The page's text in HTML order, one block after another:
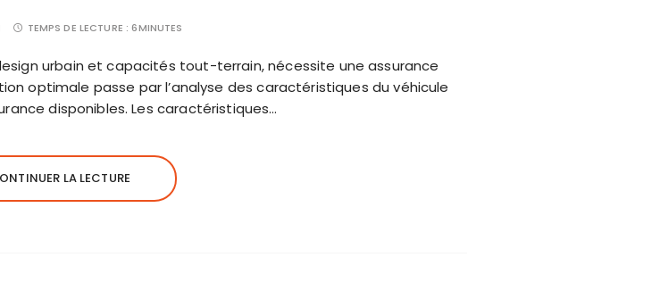
TEMPS DE LECTURE :6MINUTES
urbain et capacités tout-terrain, nécessite une assurance
optimale passe par l’analyse des caractéristiques du véhicule
disponibles. Les caractéristiques…
LA LECTURE